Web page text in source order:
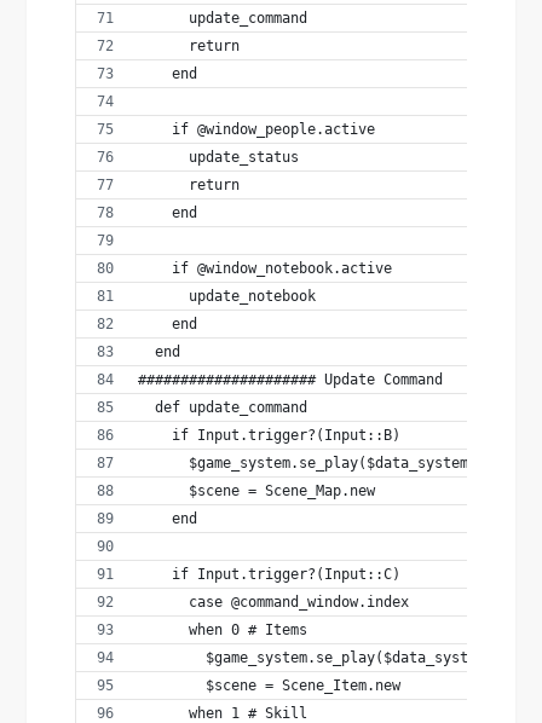
      update_command
      return
    end
    if @window_people.active
      update_status
      return
    end
    if @window_notebook.active
      update_notebook
    end
  end
##################### Update Command
  def update_command
    if Input.trigger?(Input::B)
      $scene = Scene_Map.new
    end
    if Input.trigger?(Input::C)
      case @command_window.index
      when 0 # Items
        $scene = Scene_Item.new
      when 1 # Skill